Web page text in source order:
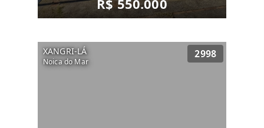
R$ 550.000
XANGRI-LÁ
Noica do Mar
2998